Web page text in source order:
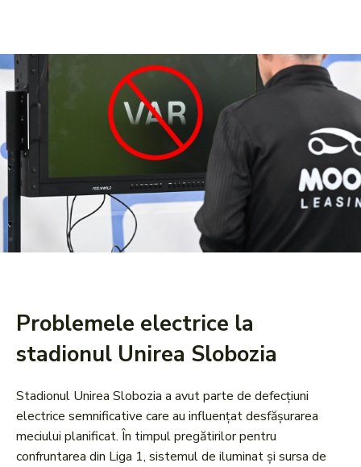
Problemele electrice la
stadionul Unirea Slobozia
Stadionul Unirea Slobozia a avut parte de defecțiuni
electrice semnificative care au influențat desfășurarea
meciului planificat. În timpul pregătirilor pentru
confruntarea din Liga 1, sistemul de iluminat și sursa de